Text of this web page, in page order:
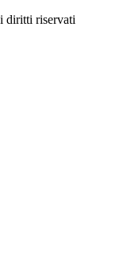
diritti riservati